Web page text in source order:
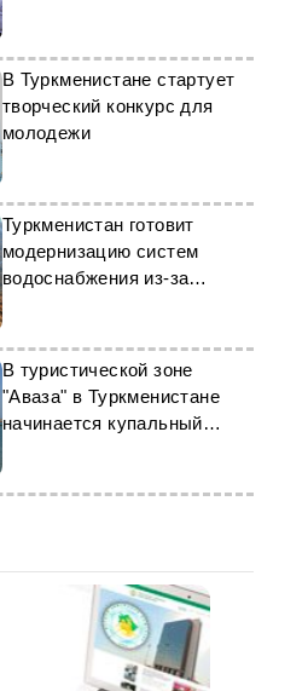
пастбищами
В Туркменистане стартует
творческий конкурс для
молодежи
Туркменистан готовит
модернизацию систем
водоснабжения из-за
изменения климата
В туристической зоне
"Аваза" в Туркменистане
начинается купальный